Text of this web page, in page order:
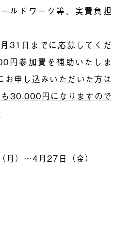
ルドワーク等、実費負担
31日までに応募してくだ
円参加費を補助いたしま
お申し込みいただいた方は
30,000円になりますので
）〜4月27日（金）